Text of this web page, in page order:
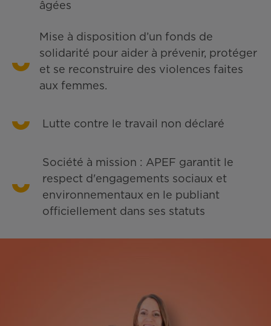
âgées
Mise à disposition d’un fonds de
solidarité pour aider à prévenir, protéger
et se reconstruire des violences faites
aux femmes.
Lutte contre le travail non déclaré
Société à mission : APEF garantit le
respect d'engagements sociaux et
environnementaux en le publiant
officiellement dans ses statuts